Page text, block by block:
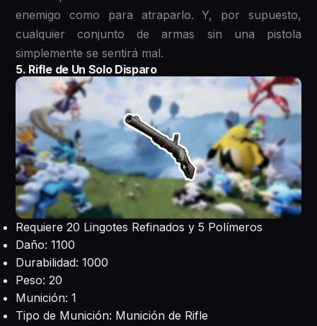
enemigo como para atraparlo. Y, por supuesto,
cualquier conjunto de armas sin una pistola
simplemente se sentirá mal.
5. Rifle de Un Solo Disparo
Requiere 20 Lingotes Refinados y 5 Polímeros
Daño: 1100
Durabilidad: 1000
Peso: 20
Munición: 1
Tipo de Munición: Munición de Rifle